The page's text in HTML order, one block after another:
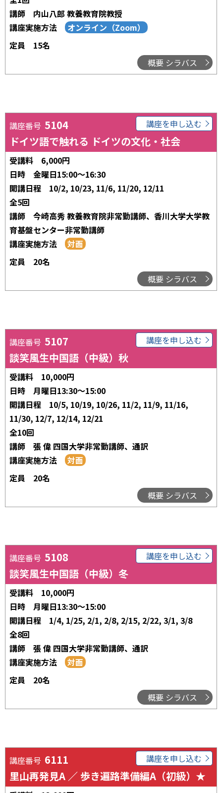
講師
内山八郎 教養教育院教授
講座実施方法
定員
15名
概要 シラバス
講座番号 5104
ドイツ語で触れる ドイツの文化・社会
講座を申し込む
受講料
6,000円
日時
金曜日15:00～16:30
開講日程
10/2, 10/23, 11/6, 11/20, 12/11
全5回
講師
今崎高秀 教養教育院非常勤講師、香川大学大学教
育基盤センター非常勤講師
講座実施方法
定員
20名
概要 シラバス
講座番号 5107
談笑風生中国語（中級）秋
講座を申し込む
受講料
10,000円
日時
月曜日13:30～15:00
開講日程
10/5, 10/19, 10/26, 11/2, 11/9, 11/16,
11/30, 12/7, 12/14, 12/21
全10回
講師
張 偉 四国大学非常勤講師、通訳
講座実施方法
定員
20名
概要 シラバス
講座番号 5108
談笑風生中国語（中級）冬
講座を申し込む
受講料
10,000円
日時
月曜日13:30～15:00
開講日程
1/4, 1/25, 2/1, 2/8, 2/15, 2/22, 3/1, 3/8
全8回
講師
張 偉 四国大学非常勤講師、通訳
講座実施方法
定員
20名
概要 シラバス
講座番号 6111
里山再発見A ／ 歩き遍路準備編A（初級）★
講座を申し込む